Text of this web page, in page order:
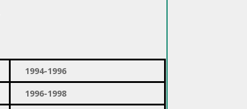
1994-1996
1996-1998